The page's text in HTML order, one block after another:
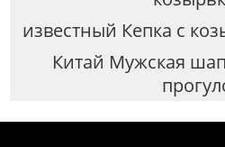
известный Кепка с
Китай Мужская